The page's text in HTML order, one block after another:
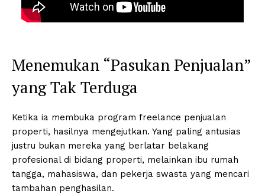
Menemukan “Pasukan Penjualan”
yang Tak Terduga
Ketika ia membuka program freelance penjualan
properti, hasilnya mengejutkan. Yang paling antusias
justru bukan mereka yang berlatar belakang
profesional di bidang properti, melainkan ibu rumah
tangga, mahasiswa, dan pekerja swasta yang mencari
tambahan penghasilan.